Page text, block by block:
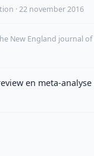
· 22 november 2016
New England journal of
en meta-analyse